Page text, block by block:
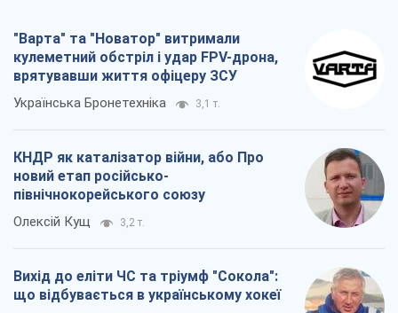
"Варта" та "Новатор" витримали
кулеметний обстріл і удар FPV-дрона,
врятувавши життя офіцеру ЗСУ
Українська Бронетехніка 3,1 т.
КНДР як каталізатор війни, або Про
новий етап російсько-
північнокорейського союзу
Олексій Кущ 3,2 т.
Вихід до еліти ЧС та тріумф "Сокола":
що відбувається в українському хокеї